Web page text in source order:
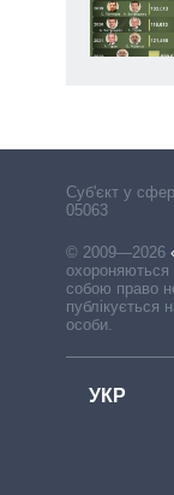
Cуб'єкт у
05063
© 2009—2026
охороняються
собою право
публікується
особи.
УКР